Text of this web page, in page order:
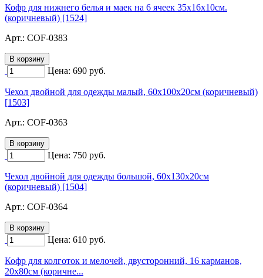
Кофр для нижнего белья и маек на 6 ячеек 35х16х10см.
(коричневый) [1524]
Арт.: COF-0383
Цена: 690 руб.
Чехол двойной для одежды малый, 60х100х20см (коричневый)
[1503]
Арт.: COF-0363
Цена: 750 руб.
Чехол двойной для одежды большой, 60х130х20см
(коричневый) [1504]
Арт.: COF-0364
Цена: 610 руб.
Кофр для колготок и мелочей, двусторонний, 16 карманов,
20х80см (коричне...